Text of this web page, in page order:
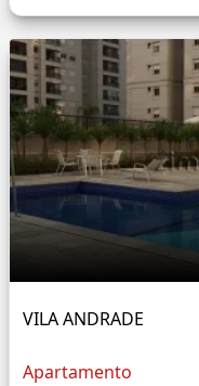
VILA ANDRADE
Apartamento